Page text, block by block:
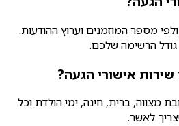
מספר המוזמנים וערוץ ההודעות.
הרשימה שלכם.
אישורי הגעה?
מצווה, ברית, חינה, ימי הולדת וכל
לאשר.